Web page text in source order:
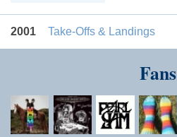
2001 Take-Offs & Landings
Fans